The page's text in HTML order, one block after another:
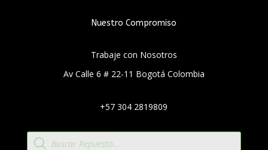
Nuestro Compromiso
Trabaje con Nosotros
Av Calle 6 # 22-11 Bogotá Colombia
+57 304 2819809
Búsqueda
de